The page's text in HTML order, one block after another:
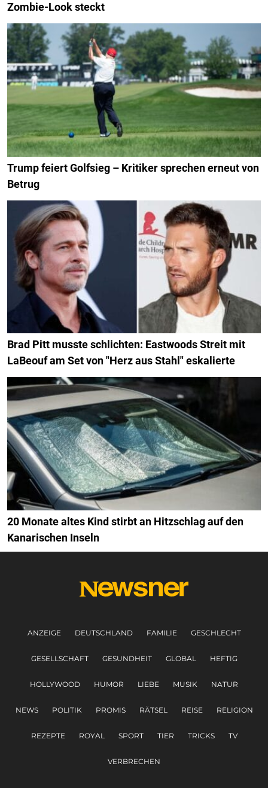
Zombie-Look steckt
Trump feiert Golfsieg – Kritiker sprechen erneut von
Betrug
Brad Pitt musste schlichten: Eastwoods Streit mit
LaBeouf am Set von "Herz aus Stahl" eskalierte
20 Monate altes Kind stirbt an Hitzschlag auf den
Kanarischen Inseln
ANZEIGE DEUTSCHLAND FAMILIE GESCHLECHT
GESELLSCHAFT GESUNDHEIT GLOBAL HEFTIG
HOLLYWOOD HUMOR LIEBE MUSIK NATUR
NEWS POLITIK PROMIS RÄTSEL REISE RELIGION
REZEPTE ROYAL SPORT TIER TRICKS TV
VERBRECHEN